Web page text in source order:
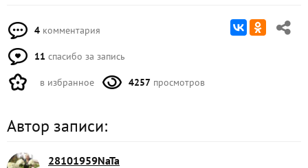
4 комментария
11 спасибо за запись
в избранное 4257 просмотров
Автор записи:
28101959NaTa